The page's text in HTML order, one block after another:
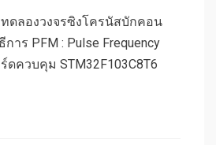
ดลองวงจรซิงโครนัสบักคอน
การ PFM : Pulse Frequency
ดควบคุม STM32F103C8T6